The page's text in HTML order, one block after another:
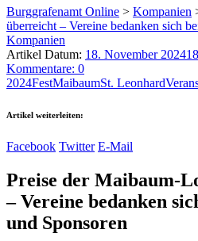
Burggrafenamt Online > Kompanien
überreicht – Vereine bedanken sich
Kompanien
Artikel Datum: 18. November 2024
Kommentare: 0
2024FestMaibaumSt. Leonhard
Artikel weiterleiten:
Facebook Twitter E-Mail
Preise der Maibaum-
– Vereine bedanken
und Sponsoren